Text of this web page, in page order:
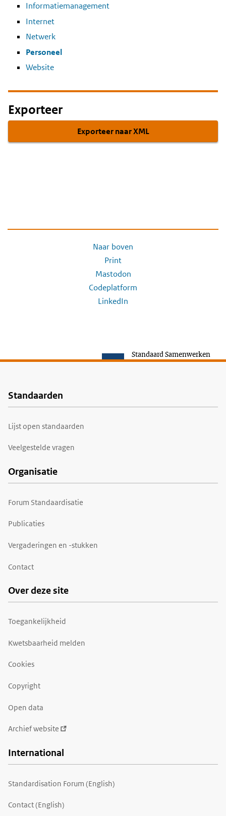
Informatiemanagement
Internet
Netwerk
Personeel
Website
Exporteer
Exporteer naar XML
Naar boven
Print
Mastodon
Codeplatform
LinkedIn
Standaard Samenwerken
Voet
Standaarden
Lijst open standaarden
Veelgestelde vragen
Organisatie
Forum Standaardisatie
Publicaties
Vergaderingen en -stukken
Contact
Over deze site
Toegankelijkheid
Kwetsbaarheid melden
Cookies
Copyright
Open data
Archief website
International
Standardisation Forum (English)
Contact (English)